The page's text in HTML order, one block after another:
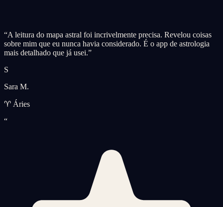
“A leitura do mapa astral foi incrivelmente precisa. Revelou coisas
sobre mim que eu nunca havia considerado. É o app de astrologia
mais detalhado que já usei.”
S
Sara M.
♈ Áries
“